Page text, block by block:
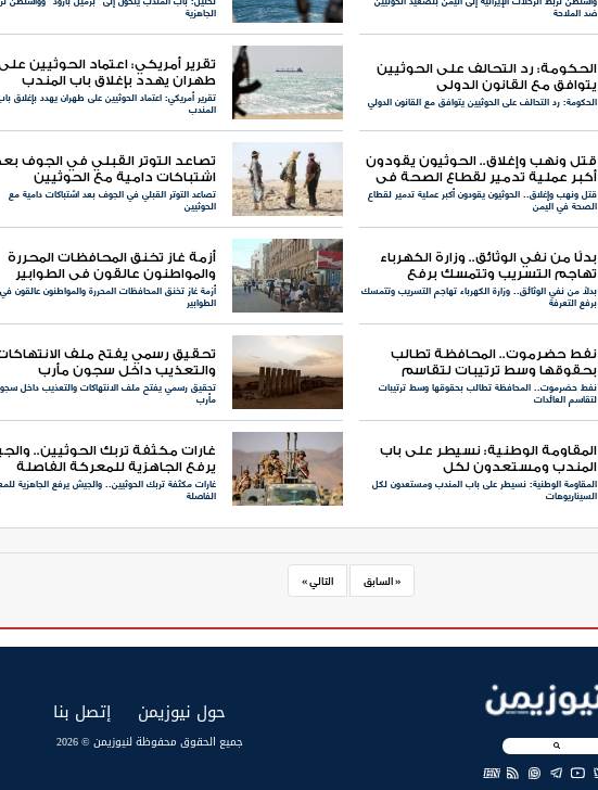
ضد الملاحة الجاهزية
الحكومة: رد التحالف على الحوثيين
يتوافق مع القانون الدولي
الحكومة: رد التحالف على الحوثيين يتوافق مع القانون الدولي
تقرير أمريكي: اعتماد الحوثيين
طهران يهدد بإغلاق باب المندب
تقرير أمريكي: اعتماد الحوثيين على طهران يهدد بإغلاق
المندب
قتل ونهب وإغلاق.. الحوثيون يقودون
أكبر عملية تدمير لقطاع الصحة في
اليمن
قتل ونهب وإغلاق.. الحوثيون يقودون أكبر عملية تدمير لقطاع
الصحة في اليمن
تصاعد التوتر القبلي في الجوف
اشتباكات دامية مع الحوثيين
تصاعد التوتر القبلي في الجوف بعد اشتباكات دامية مع
الحوثيين
بدلًا من نفي الوثائق.. وزارة الكهرباء
تهاجم التسريب وتتمسك برفع
التعرفة
بدلًا من نفي الوثائق.. وزارة الكهرباء تهاجم التسريب وتتمسك
برفع التعرفة
أزمة غاز تخنق المحافظات المحررة
والمواطنون عالقون في الطوابير
أزمة غاز تخنق المحافظات المحررة والمواطنون عالقون في
الطوابير
نفط حضرموت.. المحافظة تطالب
بحقوقها وسط ترتيبات لتقاسم
العائدات
نفط حضرموت.. المحافظة تطالب بحقوقها وسط ترتيبات
لتقاسم العائدات
تحقيق رسمي يفتح ملف
والتعذيب داخل سجون مأرب
تحقيق رسمي يفتح ملف الانتهاكات والتعذيب داخل
مأرب
المقاومة الوطنية: نسيطر على باب
المندب ومستعدون لكل
السيناريوهات
المقاومة الوطنية: نسيطر على باب المندب ومستعدون لكل
السيناريوهات
غارات مكثفة تربك الحوثيين..
يرفع الجاهزية للمعركة الفاصلة
غارات مكثفة تربك الحوثيين.. والجيش يرفع الجاهزية
الفاصلة
« السابق التالي »
EN
حول نيوزيمن إتصل بنا
جميع الحقوق محفوظة لنيوزيمن © 2026